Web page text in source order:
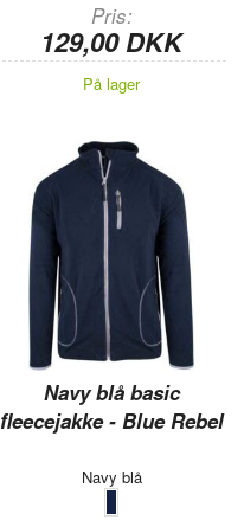
Pris
129,00 DKK
På lager
Navy blå basic
fleecejakke - Blue Rebel
Navy blå